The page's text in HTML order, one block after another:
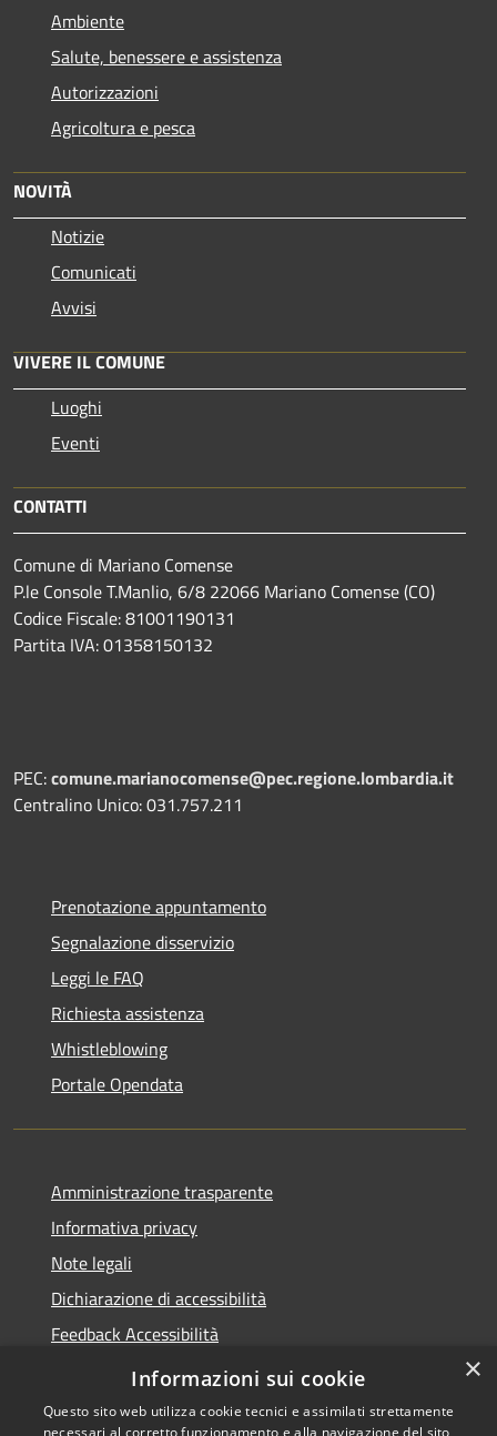
Ambiente
Salute, benessere e assistenza
Autorizzazioni
Agricoltura e pesca
NOVITÀ
Notizie
Comunicati
Avvisi
VIVERE IL COMUNE
Luoghi
Eventi
CONTATTI
Comune di Mariano Comense
P.le Console T.Manlio, 6/8 22066 Mariano Comense (CO)
Codice Fiscale: 81001190131
Partita IVA: 01358150132
PEC:comune.marianocomense@pec.regione.lombardia.it
Centralino Unico: 031.757.211
Prenotazione appuntamento
Segnalazione disservizio
Leggi le FAQ
Richiesta assistenza
Whistleblowing
Portale Opendata
Amministrazione trasparente
Informativa privacy
Note legali
Dichiarazione di accessibilità
Feedback Accessibilità
Fatturare al comune
×
Informazioni sui cookie
Questo sito web utilizza cookie tecnici e assimilati strettamente
necessari al corretto funzionamento e alla navigazione del sito,